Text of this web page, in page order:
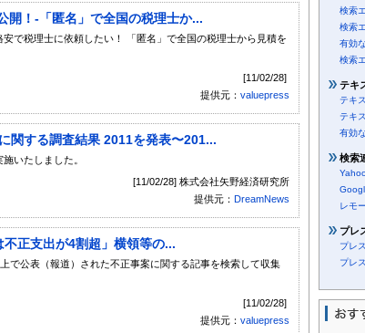
！-「匿名」で全国の税理士か...
で税理士に依頼したい！ 「匿名」で全国の税理士から見積を
[11/02/28]
提供元： valuepress
関する調査結果 2011を発表〜201...
いたしました。
[11/02/28] 株式会社矢野経済研究所
提供元： DreamNews
正支出が4割超」横領等の...
で公表（報道）された不正事案に関する記事を検索して収集
[11/02/28]
提供元： valuepress
検索
検索
有効
検索
テキ
テキ
テキ
有効
検索
レモ
プレ
プレ
プレ